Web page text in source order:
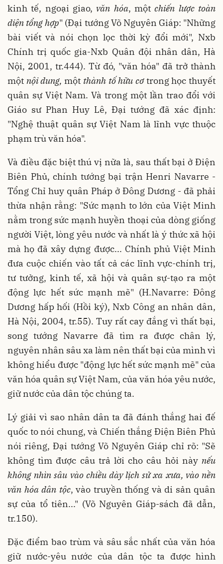
kinh tế, ngoại giao,văn hóa, mộtchiến lược toàn
diện tổng hợp" (Đại tướng Võ Nguyên Giáp: "Những
bài viết và nói chọn lọc thời kỳ đổi mới", Nxb
Chính trị quốc gia-Nxb Quân đội nhân dân, Hà
Nội, 2001, tr.444). Từ đó, "văn hóa" đã trở thành
một nội dung, một thành tố hữu cơtrong học thuyết
quân sự Việt Nam. Và trong một lần trao đổi với
Giáo sư Phan Huy Lê, Đại tướng đã xác định:
"Nghệ thuật quân sự Việt Nam là lĩnh vực thuộc
phạm trù văn hóa".
Và điều đặc biệt thú vị nữa là, sau thất bại ở Điện
Biên Phủ, chính tướng bại trận Henri Navarre -
Tổng Chỉ huy quân Pháp ở Đông Dương - đã phải
thừa nhận rằng: "Sức mạnh to lớn của Việt Minh
nằm trong sức mạnh huyền thoại của dòng giống
người Việt, lòng yêu nước và nhất là ý thức xã hội
mà họ đã xây dựng được... Chính phủ Việt Minh
đưa cuộc chiến vào tất cả các lĩnh vực-chính trị,
tư tưởng, kinh tế, xã hội và quân sự-tạo ra một
động lực hết sức mạnh mẽ" (H.Navarre: Đông
Dương hấp hối (Hồi ký), Nxb Công an nhân dân,
Hà Nội, 2004, tr.55). Tuy rất cay đắng vì thất bại,
song tướng Navarre đã tìm ra được chân lý,
nguyên nhân sâu xa làm nên thất bại của mình vì
không hiểu được "động lực hết sức mạnh mẽ" của
văn hóa quân sự Việt Nam, của văn hóa yêu nước,
giữ nước của dân tộc chúng ta.
Lý giải vì sao nhân dân ta đã đánh thắng hai đế
quốc to nói chung, và Chiến thắng Điện Biên Phủ
nói riêng, Đại tướng Võ Nguyên Giáp chỉ rõ: "Sẽ
không tìm được câu trả lời cho câu hỏi này nếu
không nhìn sâu vào chiều dày lịch sử xa xưa, vào nền
văn hóa dân tộc, vào truyền thống và di sản quân
sự của tổ tiên..." (Võ Nguyên Giáp-sách đã dẫn,
tr.150).
Đặc điểm bao trùm và sâu sắc nhất của văn hóa
giữ nước-yêu nước của dân tộc ta được hình